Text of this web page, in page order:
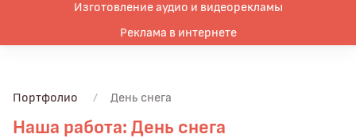
Изготовление аудио и видеорекламы
Реклама в интернете
Портфолио / День снега
Наша работа: День снега